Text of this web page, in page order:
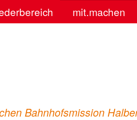
mit.machen
Bahnhofsmission